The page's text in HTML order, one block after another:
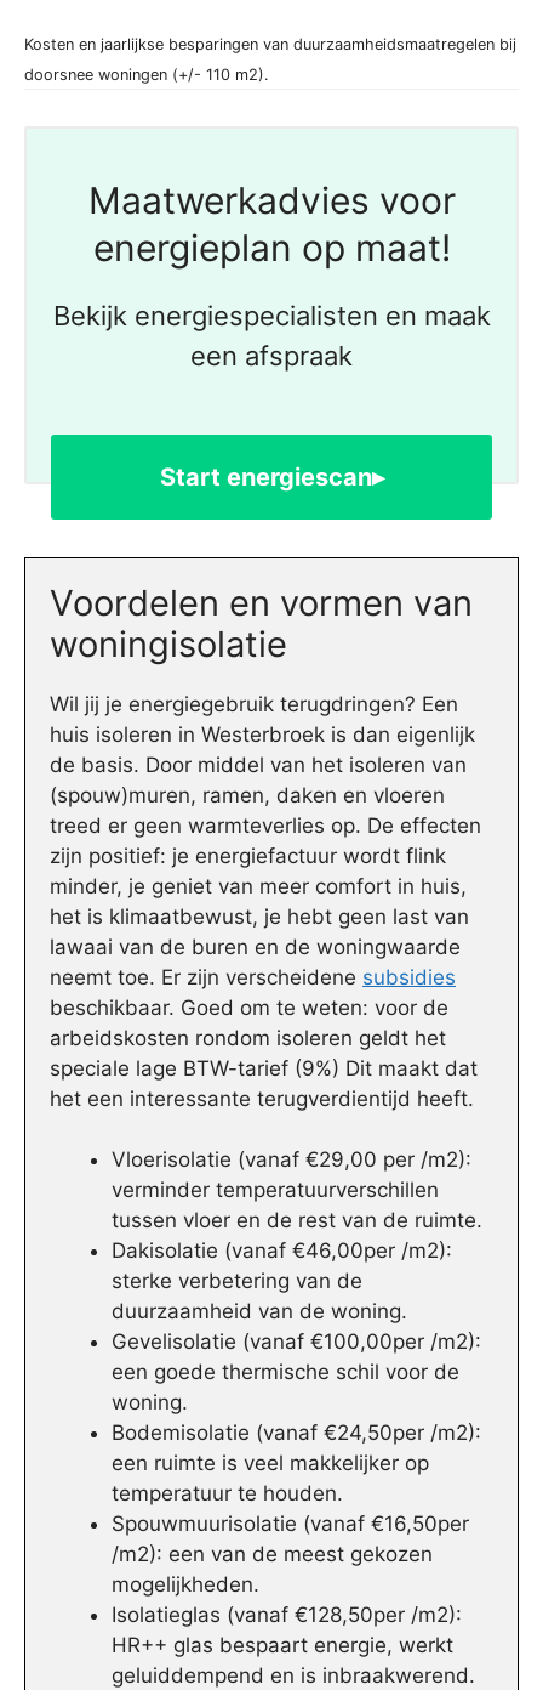
Kosten en jaarlijkse besparingen van duurzaamheidsmaatregelen bij
doorsnee woningen (+/- 110 m2).
Maatwerkadvies voor
energieplan op maat!
Bekijk energiespecialisten en maak
een afspraak
Start energiescan▸
Voordelen en vormen van
woningisolatie
Wil jij je energiegebruik terugdringen? Een
huis isoleren in Westerbroek is dan eigenlijk
de basis. Door middel van het isoleren van
(spouw)muren, ramen, daken en vloeren
treed er geen warmteverlies op. De effecten
zijn positief: je energiefactuur wordt flink
minder, je geniet van meer comfort in huis,
het is klimaatbewust, je hebt geen last van
lawaai van de buren en de woningwaarde
neemt toe. Er zijn verscheidene subsidies
beschikbaar. Goed om te weten: voor de
arbeidskosten rondom isoleren geldt het
speciale lage BTW-tarief (9%) Dit maakt dat
het een interessante terugverdientijd heeft.
Vloerisolatie (vanaf €29,00 per /m2):
verminder temperatuurverschillen
tussen vloer en de rest van de ruimte.
Dakisolatie (vanaf €46,00per /m2):
sterke verbetering van de
duurzaamheid van de woning.
Gevelisolatie (vanaf €100,00per /m2):
een goede thermische schil voor de
woning.
Bodemisolatie (vanaf €24,50per /m2):
een ruimte is veel makkelijker op
temperatuur te houden.
Spouwmuurisolatie (vanaf €16,50per
/m2): een van de meest gekozen
mogelijkheden.
Isolatieglas (vanaf €128,50per /m2):
HR++ glas bespaart energie, werkt
geluiddempend en is inbraakwerend.